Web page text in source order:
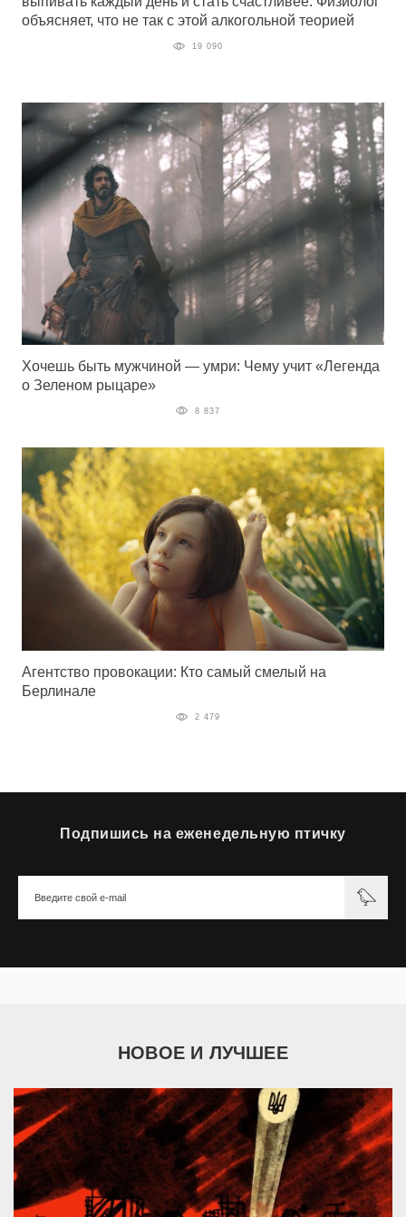
объясняет, что не так с этой алкогольной теорией
19 090
Хочешь быть мужчиной — умри: Чему учит «Легенда
о Зеленом рыцаре»
8 837
Агентство провокации: Кто самый смелый на
Берлинале
2 479
Подпишись на еженедельную птичку
НОВОЕ И ЛУЧШЕЕ